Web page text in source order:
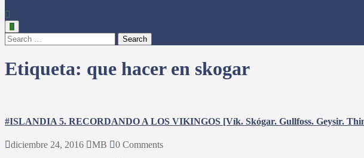
Search
Etiqueta: que hacer en skogar
#ISLANDIA 5. RECORDANDO A LOS VIKINGOS [Vík. Skógar. Gullfoss. Geysir.
diciembre 24, 2016 MB
0 Comments